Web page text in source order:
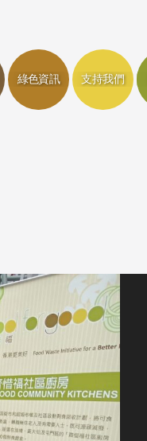
綠色資訊 支持我們